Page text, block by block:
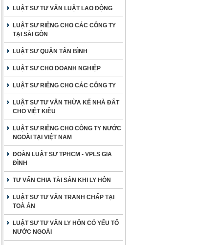
LUẬT SƯ TƯ VẤN LUẬT LAO ĐỘNG
LUẬT SƯ RIÊNG CHO CÁC CÔNG TY
TẠI SÀI GÒN
LUẬT SƯ QUẬN TÂN BÌNH
LUẬT SƯ CHO DOANH NGHIỆP
LUẬT SƯ RIÊNG CHO CÁC CÔNG TY
LUẬT SƯ TƯ VẤN THỪA KẾ NHÀ ĐẤT
CHO VIỆT KIỀU
LUẬT SƯ RIÊNG CHO CÔNG TY NƯỚC
NGOÀI TẠI VIỆT NAM
ĐOÀN LUẬT SƯ TPHCM - VPLS GIA
ĐÌNH
TƯ VẤN CHIA TÀI SẢN KHI LY HÔN
LUẬT SƯ TƯ VẤN TRANH CHẤP TẠI
TOÀ ÁN
LUẬT SƯ TƯ VẤN LY HÔN CÓ YẾU TỐ
NƯỚC NGOÀI